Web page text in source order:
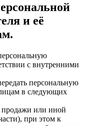
и её
с внутренними
персональную
в следующих
продажи или иной
при этом к